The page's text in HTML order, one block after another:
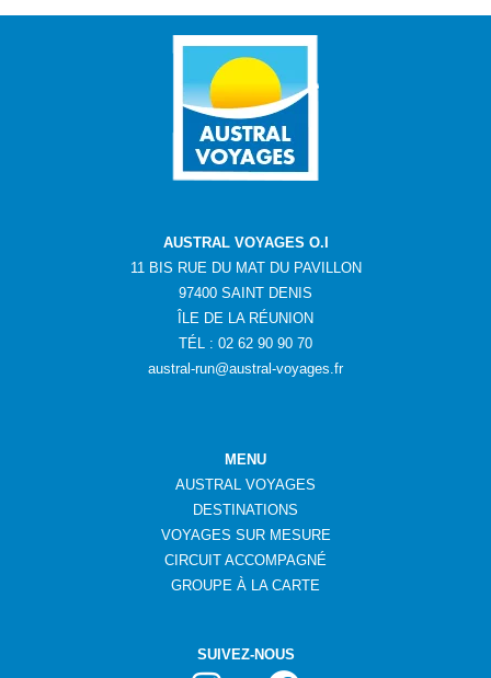
AUSTRAL VOYAGES O.I
11 BIS RUE DU MAT DU PAVILLON
97400 SAINT DENIS
ÎLE DE LA RÉUNION
TÉL : 02 62 90 90 70
austral-run@austral-voyages.fr
MENU
AUSTRAL VOYAGES
DESTINATIONS
VOYAGES SUR MESURE
CIRCUIT ACCOMPAGNÉ
GROUPE À LA CARTE
SUIVEZ-NOUS